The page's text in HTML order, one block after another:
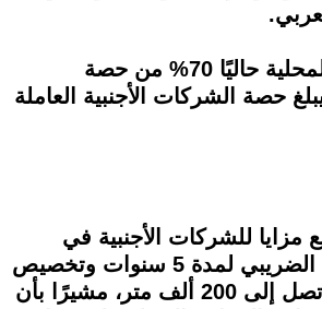
وتمتلك المصانع المحلية حاليًا 70% من حصة
حصة الشركات الأجنبية العاملة
مزايا للشركات الأجنبية في
مصر، منها الإعفاء الضريبي لمدة 5 سنوات وتخصيص
مساحات صناعية تصل إلى 200 ألف متر، مشيرًا بأن